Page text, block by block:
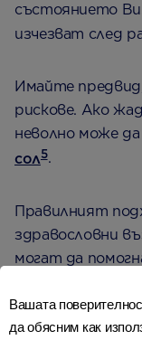
състоянието
изчезват след
Имайте
рискове. Ако
неволно може
сол5.
Правилният
здравословни
могат да
задоволи
Вашата
да обясним как